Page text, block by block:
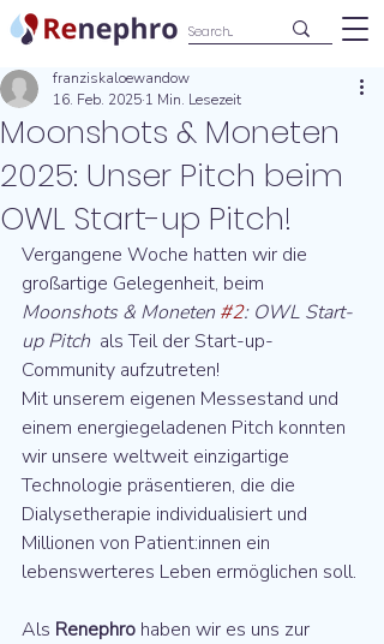
Moonshots & Moneten
2025: Unser Pitch beim
OWL Start-up Pitch!
franziskaloewandow
16. Feb. 2025 1 Min. Lesezeit
Vergangene Woche hatten wir die
großartige Gelegenheit, beim
Moonshots & Moneten #2: OWL Start-
up Pitch als Teil der Start-up-
Community aufzutreten!
Mit unserem eigenen Messestand und
einem energiegeladenen Pitch konnten
wir unsere weltweit einzigartige
Technologie präsentieren, die die
Dialysetherapie individualisiert und
Millionen von Patient:innen ein
lebenswerteres Leben ermöglichen soll.
Als Renephro haben wir es uns zur